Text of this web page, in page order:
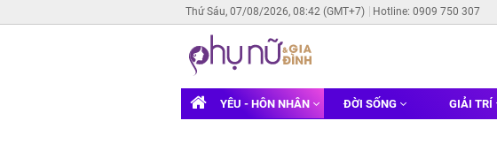
Thứ Sáu, 07/08/2026, 08:42 (GMT+7) Hotline: 0909 750 307
YÊU - HÔN NHÂN ĐỜI SỐNG GIẢI TRÍ